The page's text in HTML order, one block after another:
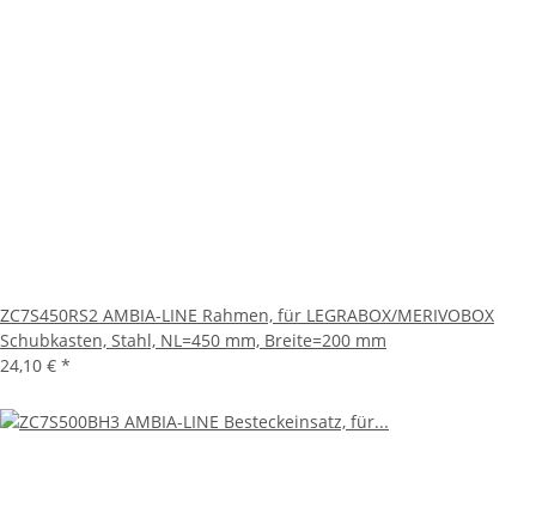
ZC7S450RS2 AMBIA-LINE Rahmen, für LEGRABOX/MERIVOBOX
Schubkasten, Stahl, NL=450 mm, Breite=200 mm
24,10 € *